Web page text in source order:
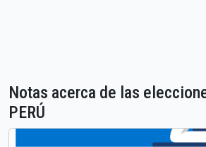
Notas acerca de las
PERÚ